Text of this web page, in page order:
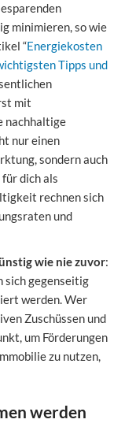
minimieren, so wie
“Energiekosten
Tipps und
mit
nachhaltige
nur einen
sondern auch
dich als
rechnen sich
und
wie nie zuvor:
sich gegenseitig
werden. Wer
Zuschüssen und
um Förderungen
zu nutzen,
werden